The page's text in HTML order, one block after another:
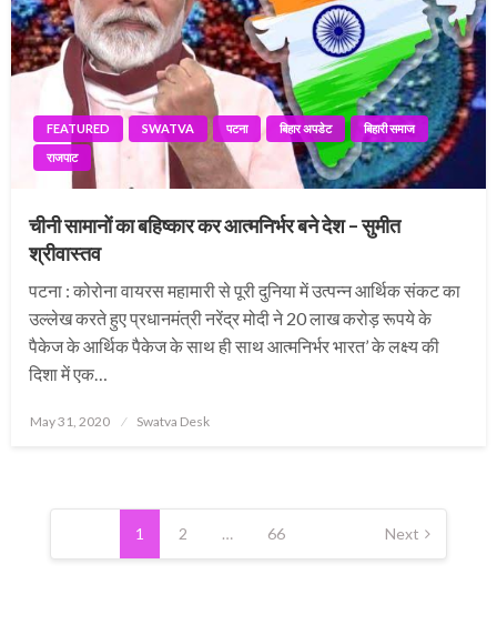
FEATURED SWATVA पटना बिहार अपडेट
बिहारी समाज
राजपाट
चीनी सामानों का बहिष्कार कर आत्मनिर्भर बने देश – सुमीत
श्रीवास्तव
पटना : कोरोना वायरस महामारी से पूरी दुनिया में उत्पन्न आर्थिक संकट का
उल्लेख करते हुए प्रधानमंत्री नरेंद्र मोदी ने 20 लाख करोड़ रूपये के
पैकेज के आर्थिक पैकेज के साथ ही साथ आत्मनिर्भर भारत’ के लक्ष्य की
दिशा में एक…
Posted
May 31, 2020 Swatva Desk
Posts
pagination
1 2 … 66 Next